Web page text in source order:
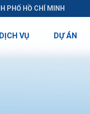
PHỐ HỒ CHÍ MINH
DỊCH VỤ DỰ ÁN